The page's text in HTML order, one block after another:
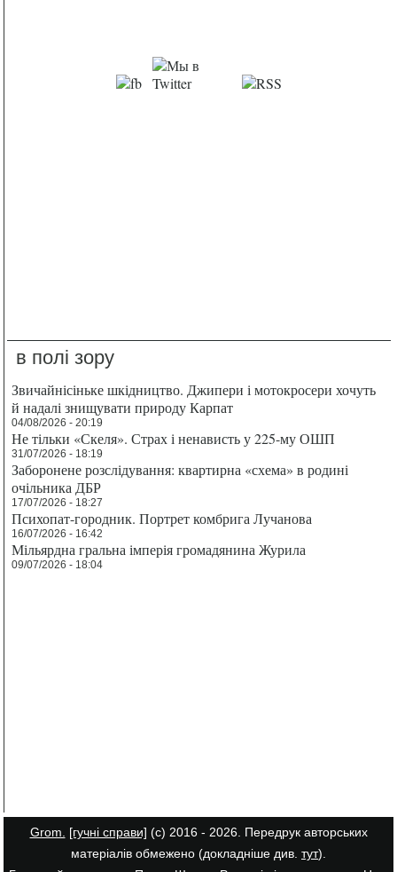
в полі зору
Звичайнісіньке шкідництво. Джипери і мотокросери хочуть
й надалі знищувати природу Карпат
04/08/2026 - 20:19
Не тільки «Скеля». Страх і ненависть у 225-му ОШП
31/07/2026 - 18:19
Заборонене розслідування: квартирна «схема» в родині
очільника ДБР
17/07/2026 - 18:27
Психопат-городник. Портрет комбрига Лучанова
16/07/2026 - 16:42
Мільярдна гральна імперія громадянина Журила
09/07/2026 - 18:04
Grom. [гучні справи] (с) 2016 - 2026. Передрук авторських
матеріалів обмежено (докладніше див. тут).